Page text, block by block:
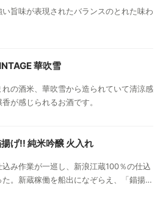
旨味が表現されたバランスのとれた味わ
華吹雪
れの酒米、華吹雪から造られていて清涼感
が感じられるお酒です。
げ!! 純米吟醸 火入れ
込み作業が一巡し、新浪江蔵100％の仕込
た。新蔵稼働を船出になぞらえ、「錨揚